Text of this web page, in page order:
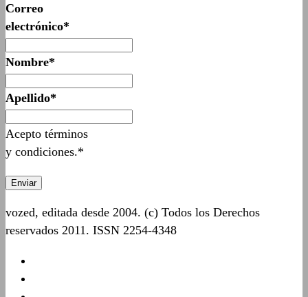
Correo
electrónico*
Nombre*
Apellido*
Acepto términos
y condiciones.*
vozed, editada desde 2004. (c) Todos los Derechos
reservados 2011. ISSN 2254-4348